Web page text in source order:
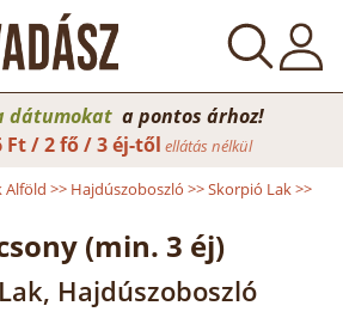
dátumokat a pontos árhoz!
Ft / 2 fő / 3 éj-től ellátás nélkül
Alföld >> Hajdúszoboszló >>Skorpió Lak>>
(min. 3 éj)
Hajdúszoboszló